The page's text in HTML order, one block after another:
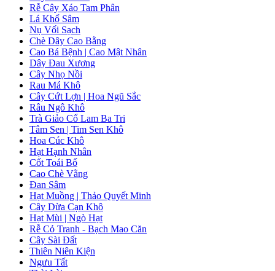
Rễ Cây Xáo Tam Phân
Lá Khổ Sâm
Nụ Vối Sạch
Chè Dây Cao Bằng
Cao Bá Bệnh | Cao Mật Nhân
Dây Đau Xương
Cây Nhọ Nồi
Rau Má Khô
Cây Cứt Lợn | Hoa Ngũ Sắc
Râu Ngô Khô
Trà Giảo Cổ Lam Ba Tri
Tâm Sen | Tim Sen Khô
Hoa Cúc Khô
Hạt Hạnh Nhân
Cốt Toái Bổ
Cao Chè Vằng
Đan Sâm
Hạt Muồng | Thảo Quyết Minh
Cây Dừa Cạn Khô
Hạt Mùi | Ngò Hạt
Rễ Cỏ Tranh - Bạch Mao Căn
Cây Sài Đất
Thiên Niên Kiện
Ngưu Tất